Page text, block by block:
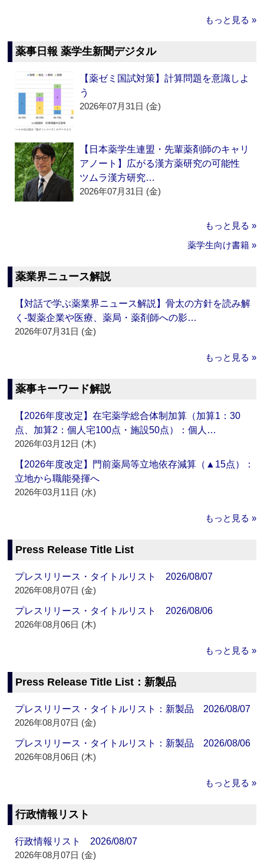
もっと見る »
薬事日報 薬学生新聞デジタル
【薬ゼミ国試対策】計算問題を意識しよ
う
2026年07月31日 (金)
【日本薬学生連盟・先輩薬剤師のキャリ
アノート】広がる漢方薬研究の可能性
ツムラ漢方研究…
2026年07月31日 (金)
もっと見る »
薬学生向け書籍 »
薬業界ニュース解説
【対話で学ぶ薬業界ニュース解説】骨太の方針を読み解
く‐製薬企業や医療、薬局・薬剤師への影…
2026年07月31日 (金)
もっと見る »
薬事キーワード解説
【2026年度改定】在宅薬学総合体制加算（加算1：30
点、加算2：個人宅100点・施設50点）：個人…
2026年03月12日 (木)
【2026年度改定】門前薬局等立地依存減算（▲15点）：
立地から職能発揮へ
2026年03月11日 (水)
もっと見る »
Press Release Title List
プレスリリース・タイトルリスト 2026/08/07
2026年08月07日 (金)
プレスリリース・タイトルリスト 2026/08/06
2026年08月06日 (木)
もっと見る »
Press Release Title List：新製品
プレスリリース・タイトルリスト：新製品 2026/08/07
2026年08月07日 (金)
プレスリリース・タイトルリスト：新製品 2026/08/06
2026年08月06日 (木)
もっと見る »
行政情報リスト
行政情報リスト 2026/08/07
2026年08月07日 (金)